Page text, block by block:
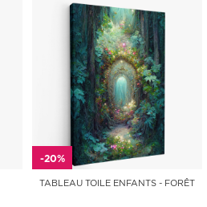
-20%
TABLEAU TOILE ENFANTS - FORÊT